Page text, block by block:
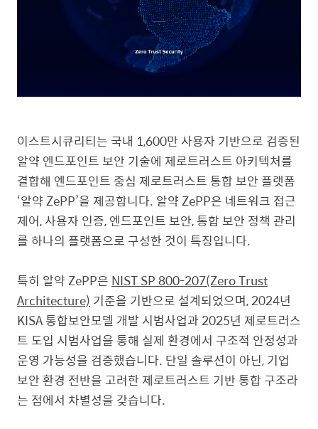
이스트시큐리티는 국내 1,600만 사용자 기반으로 검증된
알약 엔드포인트 보안 기술에 제로트러스트 아키텍처를
결합해 엔드포인트 중심 제로트러스트 통합 보안 플랫폼
‘알약 ZePP’을 제공합니다. 알약 ZePP은 네트워크 접근
제어, 사용자 인증, 엔드포인트 보안, 통합 보안 정책 관리
를 하나의 플랫폼으로 구성한 것이 특징입니다.
특히 알약 ZePP은 NIST SP 800-207(Zero Trust
Architecture) 기준을 기반으로 설계되었으며, 2024년
KISA 통합보안모델 개발 시범사업과 2025년 제로트러스
트 도입 시범사업을 통해 실제 환경에서 구조적 안정성과
운영 가능성을 검증했습니다. 단일 솔루션이 아닌, 기업
보안 환경 전반을 고려한 제로트러스트 기반 통합 구조라
는 점에서 차별성을 갖습니다.